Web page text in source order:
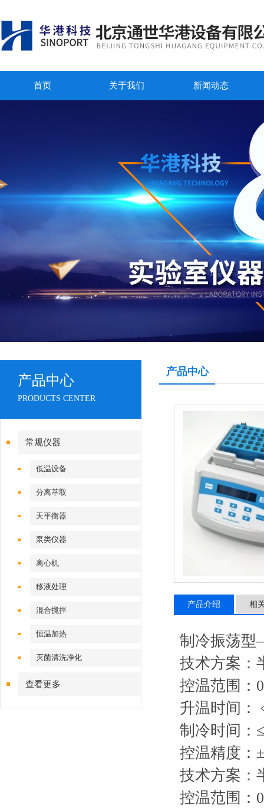
首页 关于我们 新闻动态
产品中心
PRODUCTS CENTER
常规仪器
低温设备
分离萃取
天平衡器
泵类仪器
离心机
移液处理
混合搅拌
恒温加热
灭菌清洗净化
查看更多
产品中心
产品介绍 相
制冷振荡
技术方案：
控温范围：
升温时间：
制冷时间：
控温精度：
技术方案：
控温范围：